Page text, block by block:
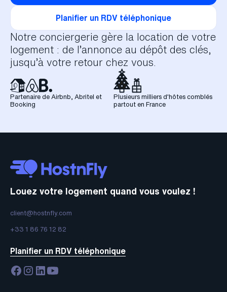
Planifier un RDV téléphonique
Notre conciergerie gère la location de votre
logement : de l’annonce au dépôt des clés,
jusqu’à votre retour chez vous.
Partenaire de Airbnb, Abritel et
Booking
Plusieurs milliers d'hôtes comblés
partout en France
Louez votre logement quand vous voulez !
client@hostnfly.com
+33 1 86 76 12 82
Planifier un RDV téléphonique